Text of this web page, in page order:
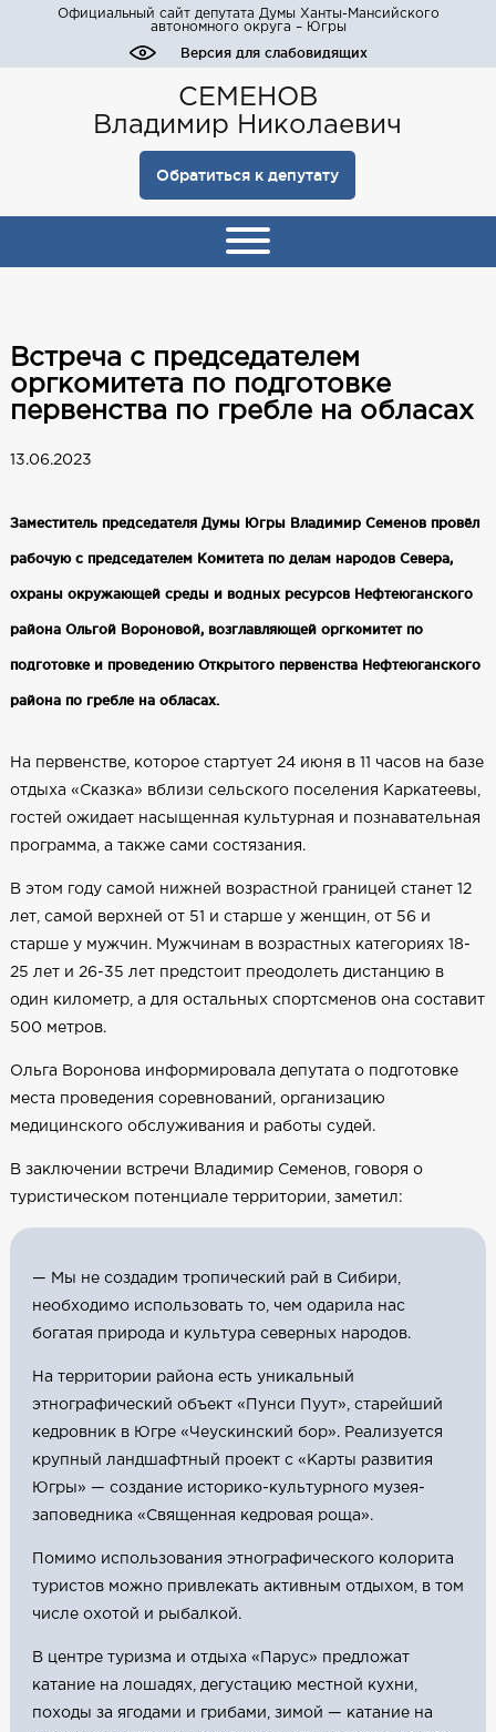
Официальный сайт депутата Думы Ханты-Мансийского
автономного округа – Югры
Версия для слабовидящих
СЕМЕНОВ
Владимир Николаевич
Обратиться к депутату
Встреча с председателем
оргкомитета по подготовке
первенства по гребле на обласах
13.06.2023
Заместитель председателя Думы Югры Владимир Семенов провёл
рабочую с председателем Комитета по делам народов Севера,
охраны окружающей среды и водных ресурсов Нефтеюганского
района Ольгой Вороновой, возглавляющей оргкомитет по
подготовке и проведению Открытого первенства Нефтеюганского
района по гребле на обласах.
На первенстве, которое стартует 24 июня в 11 часов на базе
отдыха «Сказка» вблизи сельского поселения Каркатеевы,
гостей ожидает насыщенная культурная и познавательная
программа, а также сами состязания.
В этом году самой нижней возрастной границей станет 12
лет, самой верхней от 51 и старше у женщин, от 56 и
старше у мужчин. Мужчинам в возрастных категориях 18-
25 лет и 26-35 лет предстоит преодолеть дистанцию в
один километр, а для остальных спортсменов она составит
500 метров.
Ольга Воронова информировала депутата о подготовке
места проведения соревнований, организацию
медицинского обслуживания и работы судей.
В заключении встречи Владимир Семенов, говоря о
туристическом потенциале территории, заметил:
— Мы не создадим тропический рай в Сибири,
необходимо использовать то, чем одарила нас
богатая природа и культура северных народов.
На территории района есть уникальный
этнографический объект «Пунси Пуут», старейший
кедровник в Югре «Чеускинский бор». Реализуется
крупный ландшафтный проект с «Карты развития
Югры» — создание историко-культурного музея-
заповедника «Священная кедровая роща».
Помимо использования этнографического колорита
туристов можно привлекать активным отдыхом, в том
числе охотой и рыбалкой.
В центре туризма и отдыха «Парус» предложат
катание на лошадях, дегустацию местной кухни,
походы за ягодами и грибами, зимой — катание на